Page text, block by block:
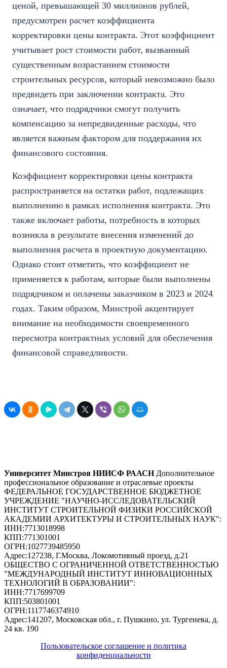
ценой, превышающей 30 миллионов рублей,
предусмотрен расчет коэффициента
корректировки цены контракта. Этот коэффициент
учитывает рост стоимости работ, вызванный
существенным возрастанием стоимости
строительных ресурсов, который невозможно было
предвидеть при заключении контракта. Это
означает, что подрядчики смогут получить
компенсацию за непредвиденные расходы, что
является важным фактором для поддержания их
финансового состояния.
Коэффициент корректировки цены контракта
распространяется на остатки работ, подлежащих
выполнению в рамках исполнения контракта. Это
также включает работы, потребность в которых
возникла в результате внесения изменений до
выполнения расчета в проектную документацию.
Однако стоит отметить, что коэффициент не
применяется к работам, которые были выполнены
подрядчиком и оплачены заказчиком в 2023 и 2024
годах. Таким образом, Минстрой акцентирует
внимание на необходимости своевременного
пересмотра контрактных условий для обеспечения
финансовой справедливости.
Университет Минстроя НИИСФ РААСН Дополнительное
профессиональное образование и отраслевые проекты
ФЕДЕРАЛЬНОЕ ГОСУДАРСТВЕННОЕ БЮДЖЕТНОЕ
УЧРЕЖДЕНИЕ "НАУЧНО-ИССЛЕДОВАТЕЛЬСКИЙ
ИНСТИТУТ СТРОИТЕЛЬНОЙ ФИЗИКИ РОССИЙСКОЙ
АКАДЕМИИ АРХИТЕКТУРЫ И СТРОИТЕЛЬНЫХ НАУК":
ИНН:7713018998
КПП:771301001
ОГРН:1027739485950
Адрес:127238, Г.Москва, Локомотивный проезд, д.21
ОБЩЕСТВО С ОГРАНИЧЕННОЙ ОТВЕТСТВЕННОСТЬЮ
"МЕЖДУНАРОДНЫЙ ИНСТИТУТ ИННОВАЦИОННЫХ
ТЕХНОЛОГИЙ В ОБРАЗОВАНИИ":
ИНН:7717699709
КПП:503801001
ОГРН:1117746374910
Адрес:141207, Московская обл., г. Пушкино, ул. Тургенева, д.
24 кв. 190
Пользовательское соглашение и политика
конфиденциальности